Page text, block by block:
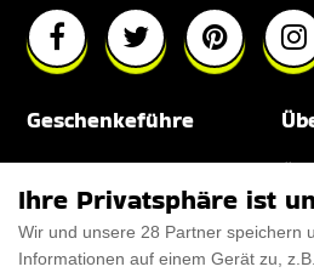
Geschenkeführe
Für Haustiere
Ihre Privatsphäre ist
Wir und unsere 28 Partner speichern
Informationen auf einem Gerät zu,